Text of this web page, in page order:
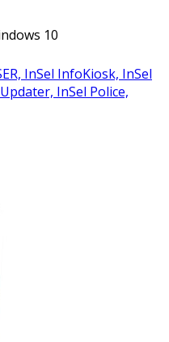
10
InSel InfoKiosk, InSel
InSel Police,